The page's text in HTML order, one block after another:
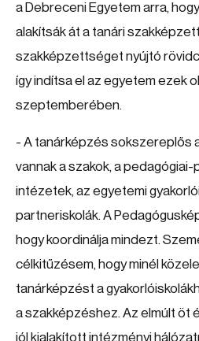
a Debreceni Egyetem arra,
alakítsák át a tanári
szakképzettséget nyújtó
így indítsa el az egyetem ezek
szeptemberében.
- A tanárképzés sokszereplős
vannak a szakok, a
intézetek, az egyetemi
partneriskolák. A
hogy koordinálja mindezt.
célkitűzésem, hogy minél
tanárképzést a
a szakképzéshez. Az elmúlt öt
jól kialakított intézményi